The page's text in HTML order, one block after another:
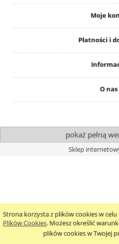
Strona korzysta z plików cookies w celu
Plików Cookies. Możesz określić
plików cookies w Twojej
Moje
Płatności i
O nas
pokaż pełną
Sklep